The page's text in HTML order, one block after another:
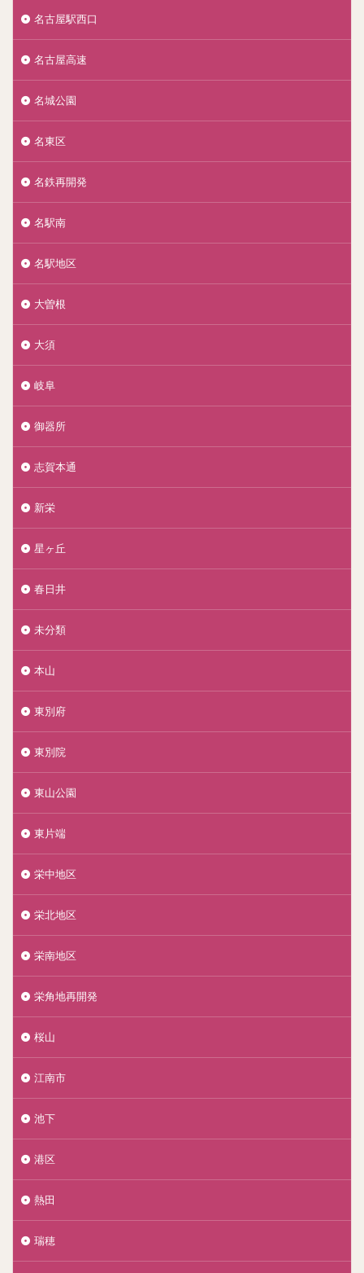
名古屋駅西口
名古屋高速
名城公園
名東区
名鉄再開発
名駅南
名駅地区
大曽根
大須
岐阜
御器所
志賀本通
新栄
星ヶ丘
春日井
未分類
本山
東別府
東別院
東山公園
東片端
栄中地区
栄北地区
栄南地区
栄角地再開発
桜山
江南市
池下
港区
熱田
瑞穂